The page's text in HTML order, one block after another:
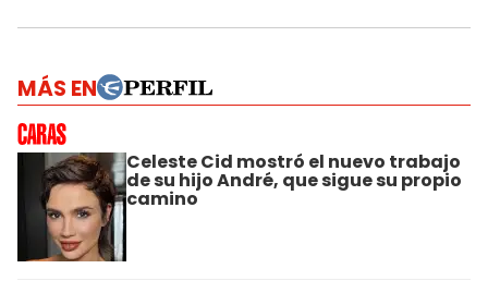
MÁS EN
Celeste Cid mostró el nuevo trabajo
de su hijo André, que sigue su propio
camino